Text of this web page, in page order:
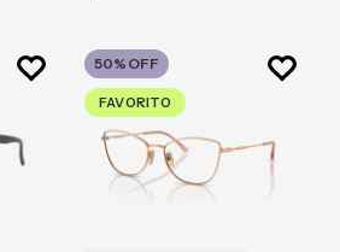
50% OFF
FAVORITO